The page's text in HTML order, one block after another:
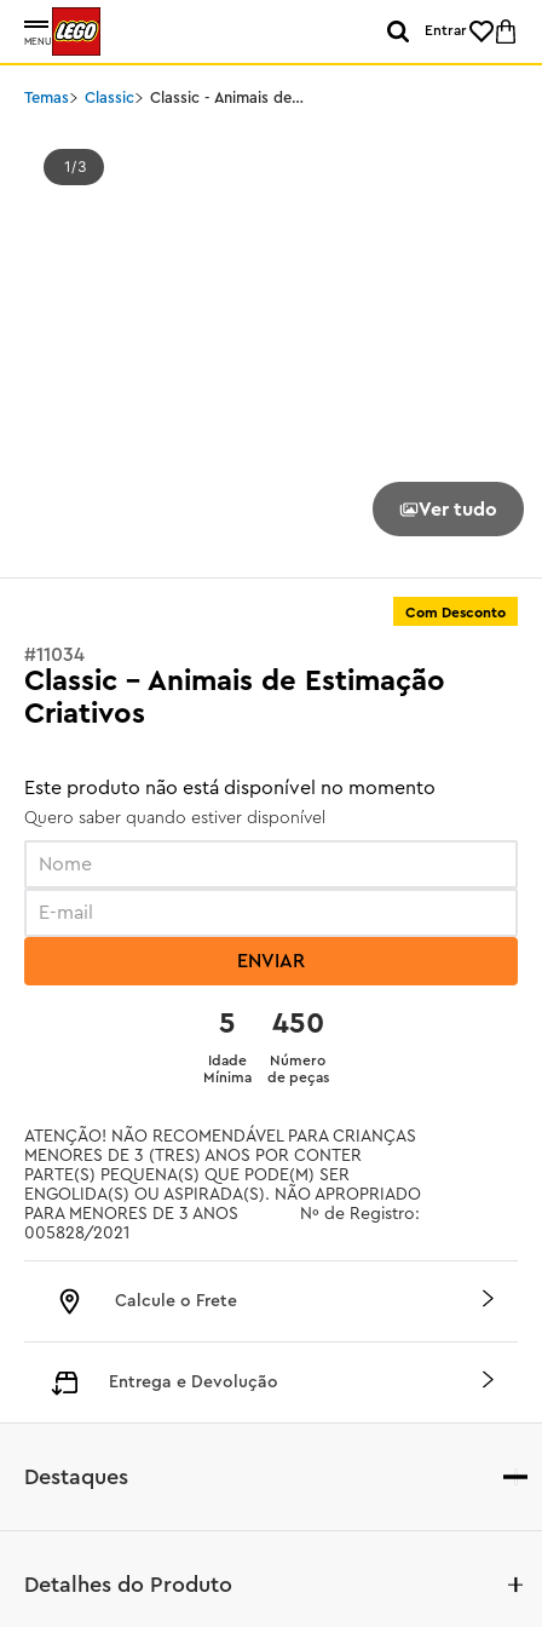
MENU
Entrar
Temas Classic
Classic - Animais de
1 3
Ver tudo
Com Desconto
#11034
Classic - Animais de Estimação
Criativos
Este produto não está disponível no momento
Quero saber quando estiver disponível
ENVIAR
450
Número
de peças
5
Idade
Mínima
ATENÇÃO! NÃO RECOMENDÁVEL PARA CRIANÇAS
MENORES DE 3 (TRES) ANOS POR CONTER
PARTE(S) PEQUENA(S) QUE PODE(M) SER
ENGOLIDA(S) OU ASPIRADA(S). NÃO APROPRIADO
PARA MENORES DE 3 ANOS		 Nº de Registro:
005828/2021
Calcule o Frete
Entrega e Devolução
Destaques
Detalhes do Produto